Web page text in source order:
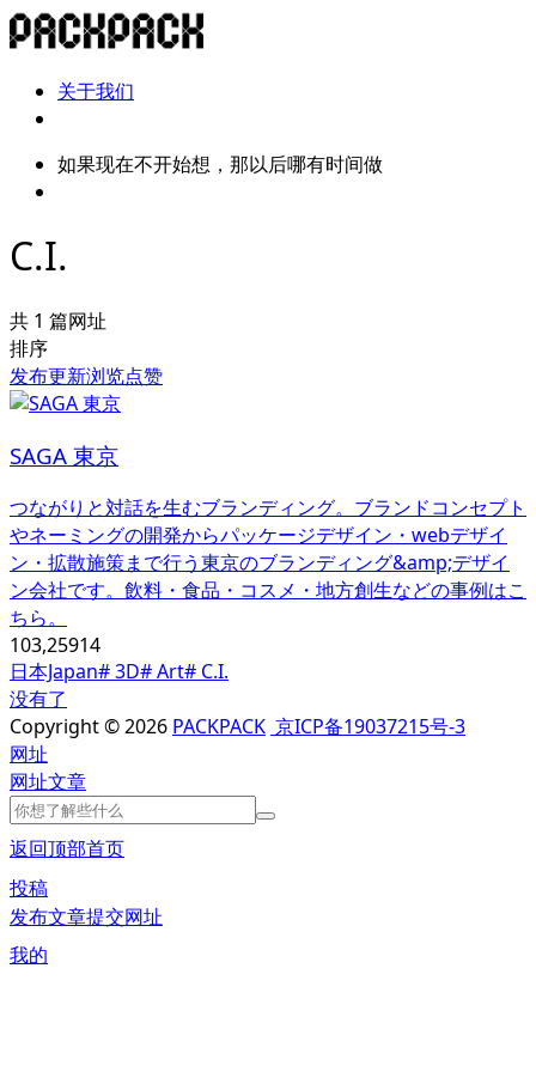
关于我们
如果现在不开始想，那以后哪有时间做
C.I.
共 1 篇网址
排序
发布更新浏览点赞
SAGA 東京
つながりと対話を生むブランディング。ブランドコンセプト
やネーミングの開発からパッケージデザイン・webデザイ
ン・拡散施策まで行う東京のブランディング&amp;デザイ
ン会社です。飲料・食品・コスメ・地方創生などの事例はこ
ちら。
103,25914
日本Japan# 3D# Art# C.I.
没有了
Copyright © 2026 PACKPACK 京ICP备19037215号-3
网址
网址文章
返回顶部首页
投稿
发布文章提交网址
我的